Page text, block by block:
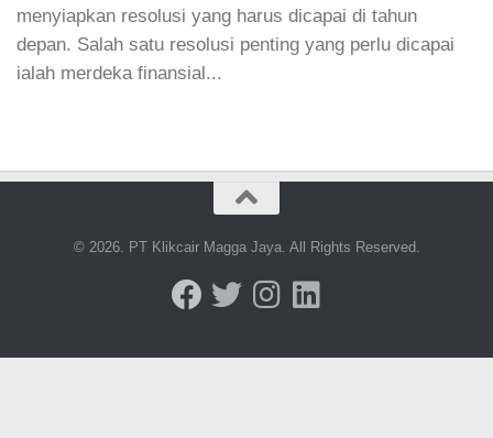
menyiapkan resolusi yang harus dicapai di tahun
depan. Salah satu resolusi penting yang perlu dicapai
ialah merdeka finansial...
© 2026. PT Klikcair Magga Jaya. All Rights Reserved.